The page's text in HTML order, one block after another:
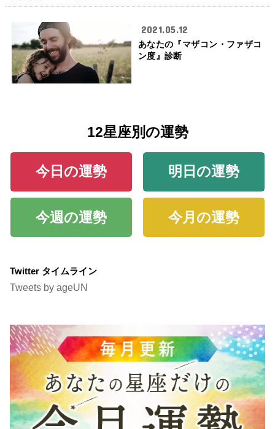
2021.05.12
あなたの『マザコン・ファザコ
ン度』診断
12星座別の運勢
今日の運勢 明日の運勢
今週の運勢 今月の運勢
Twitter タイムライン
Tweets by ageUN